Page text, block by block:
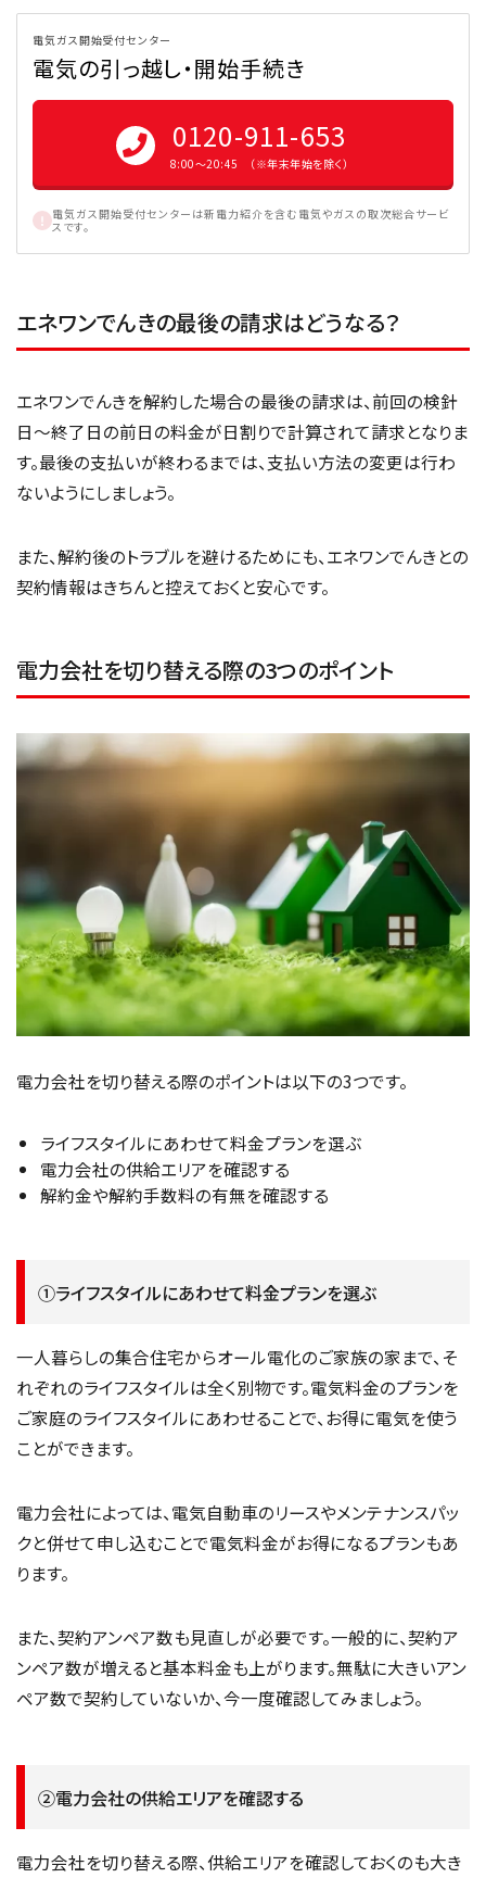
電気ガス開始受付センター
電気の引っ越し・開始手続き
0120-911-653
8:00〜20:45 （※年末年始を除く）
電気ガス開始受付センターは新電力紹介を含む電気やガスの取次総合サービ
スです。
エネワンでんきの最後の請求はどうなる？
エネワンでんきを解約した場合の最後の請求は、前回の検針
日〜終了日の前日の料金が日割りで計算されて請求となりま
す。最後の支払いが終わるまでは、支払い方法の変更は行わ
ないようにしましょう。
また、解約後のトラブルを避けるためにも、エネワンでんきとの
契約情報はきちんと控えておくと安心です。
電力会社を切り替える際の3つのポイント
電力会社を切り替える際のポイントは以下の3つです。
ライフスタイルにあわせて料金プランを選ぶ
電力会社の供給エリアを確認する
解約金や解約手数料の有無を確認する
①ライフスタイルにあわせて料金プランを選ぶ
一人暮らしの集合住宅からオール電化のご家族の家まで、そ
れぞれのライフスタイルは全く別物です。電気料金のプランを
ご家庭のライフスタイルにあわせることで、お得に電気を使う
ことができます。
電力会社によっては、電気自動車のリースやメンテナンスパッ
クと併せて申し込むことで電気料金がお得になるプランもあ
ります。
また、契約アンペア数も見直しが必要です。一般的に、契約ア
ンペア数が増えると基本料金も上がります。無駄に大きいアン
ペア数で契約していないか、今一度確認してみましょう。
②電力会社の供給エリアを確認する
電力会社を切り替える際、供給エリアを確認しておくのも大き